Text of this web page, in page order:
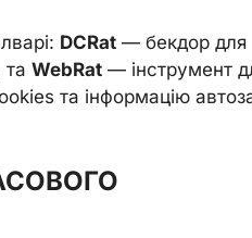
DCRat — бекдор для
та WebRat — інструмент
та інформацію